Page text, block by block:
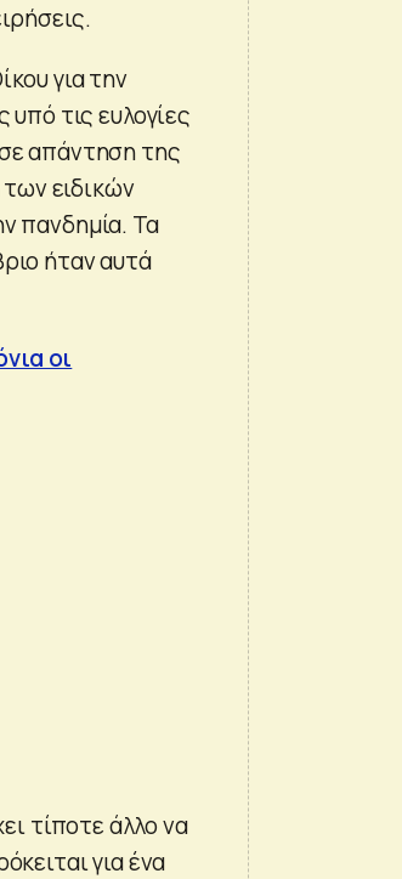
για την
τις ευλογίες
απάντηση της
ειδικών
πανδημία. Τα
ήταν αυτά
οι
τίποτε άλλο να
για ένα